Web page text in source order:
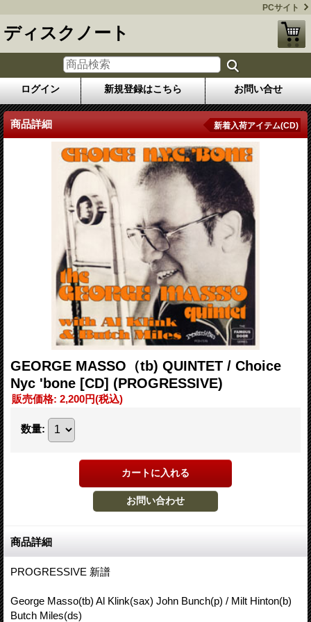
PCサイト
ディスクノート
ログイン 新規登録はこちら お問い合せ
商品詳細 新着入荷アイテム(CD)
GEORGE MASSO（tb) QUINTET / Choice
Nyc 'bone [CD] (PROGRESSIVE)
販売価格: 2,200円(税込)
数量:
商品詳細
PROGRESSIVE 新譜
George Masso(tb) Al Klink(sax) John Bunch(p) / Milt Hinton(b)
Butch Miles(ds)